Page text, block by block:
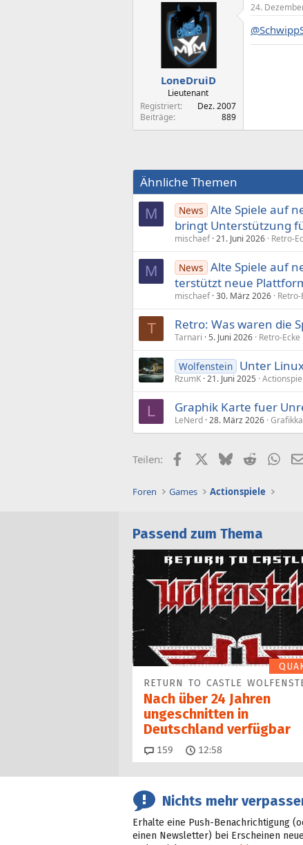
LoneDruiD
Lieutenant
Registriert
Dez. 2007
Beiträge
889
24.
Ähnliche Themen
M News Alte Spiele auf
bringt Un­ter­stützung
mischaef 21. Juni 2026 Retro-
M News Alte Spiele auf
ter­­stützt neue
mischaef 30. März 2026 Retro-
T Retro: Was waren die
Tarnari 5. Juni 2026 Retro-Ecke
Wolfenstein Unter
RzumK 21. Juni 2025
L Graphik Karte fuer
LeNerd 28. März 2026
Teilen: FacebookX (Twitter)
BlueskyReddit
Foren Games Actionspiele
Passend zum Thema
RETURN TO CASTLE
Nach über 24 Jahren
ungeschnitten in
Deutschland verfügbar
159 Kommentare
12:58
Nichts mehr
Erhalte eine Push-Benachrichtigung
einen Newsletter) bei Erscheinen